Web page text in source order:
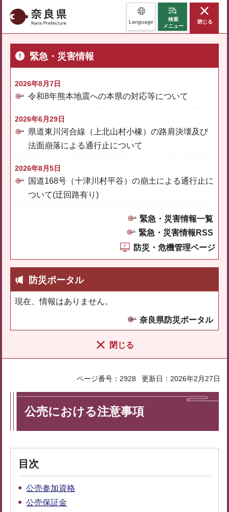
奈良県 Language
検索
メニュー
閉じる
緊急・災害情報
2026年8月7日
令和8年熊本地震への本県の対応等について
2026年6月29日
県道東川河合線（上北山村小橡）の路肩決壊及び
法面崩落による通行止について
2026年8月5日
国道168号（十津川村平谷）の崩土による通行止に
ついて(迂回路有り)
緊急・災害情報一覧
緊急・災害情報RSS
防災・危機管理ページ
防災ポータル
現在、情報はありません。
奈良県防災ポータル
閉じる
ページ番号：2928 更新日：2026年2月27日
公売における注意事項
目次
公売参加資格
公売保証金